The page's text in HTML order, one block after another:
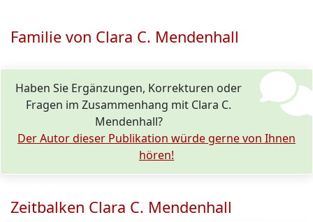
Familie von Clara C. Mendenhall
Haben Sie Ergänzungen, Korrekturen oder
Fragen im Zusammenhang mit Clara C.
Mendenhall?
Der Autor dieser Publikation würde gerne von Ihnen
hören!
Zeitbalken Clara C. Mendenhall